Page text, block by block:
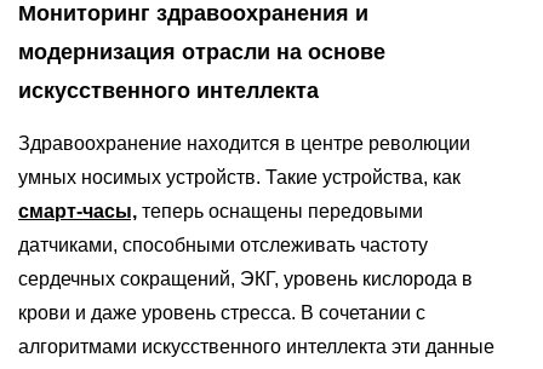
Мониторинг здравоохранения и
модернизация отрасли на основе
искусственного интеллекта
Здравоохранение находится в центре революции
умных носимых устройств. Такие устройства, как
смарт-часы, теперь оснащены передовыми
датчиками, способными отслеживать частоту
сердечных сокращений, ЭКГ, уровень кислорода в
крови и даже уровень стресса. В сочетании с
алгоритмами искусственного интеллекта эти данные